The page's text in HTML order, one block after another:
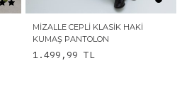
MIZALLE CEPLI KLASIK HAKI
KUMAŞ PANTOLON
1.499,99 TL